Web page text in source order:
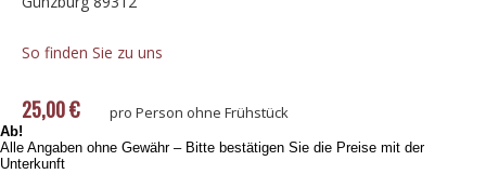
So finden Sie zu uns
25,00 € pro Person ohne Frühstück
Ab!
Alle Angaben ohne Gewähr – Bitte bestätigen Sie die Preise mit der
Unterkunft